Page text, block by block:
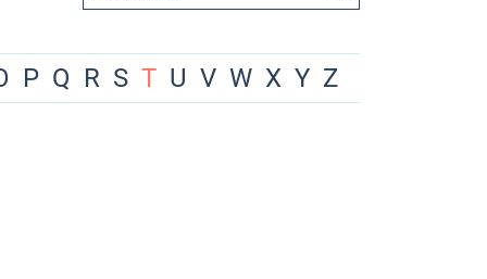
P Q R S T U V W X Y Z